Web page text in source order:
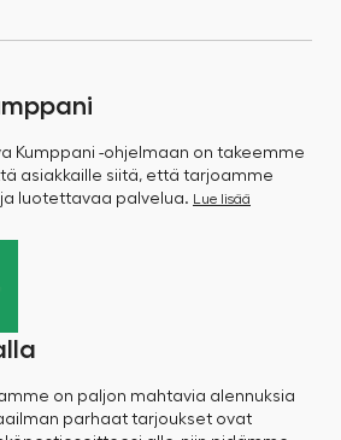
Kumppani -ohjelmaan on takeemme
asiakkaille siitä, että tarjoamme
luotettavaa palvelua.
Lue lisää
on paljon mahtavia alennuksia
parhaat tarjoukset ovat